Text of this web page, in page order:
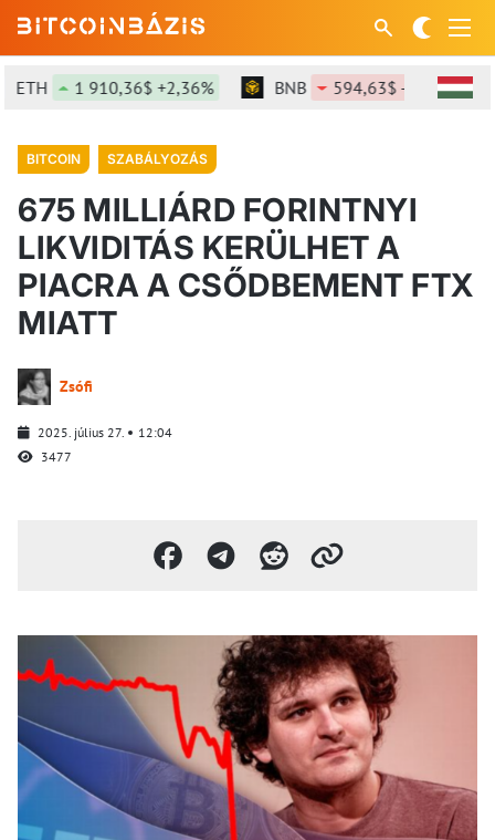
1 910,36$ +2,36% BNB 594,63$ -0,98%
BITCOIN SZABÁLYOZÁS
675 MILLIÁRD FORINTNYI
LIKVIDITÁS KERÜLHET A
PIACRA A CSŐDBEMENT FTX
MIATT
Zsófi
2025. július 27.
12:04
3477